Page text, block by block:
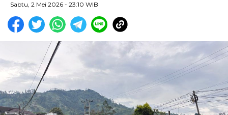
Sabtu, 2 Mei 2026 - 23:10 WIB